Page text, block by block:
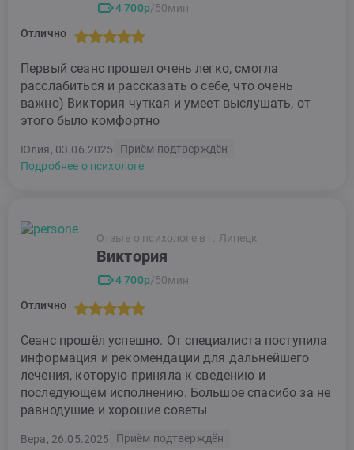
4 700р/50мин
Отлично
Первый сеанс прошел очень легко, смогла
расслабиться и рассказать о себе, что очень
важно) Виктория чуткая и умеет выслушать, от
этого было комфортно
Юлия, 03.06.2025
Приём подтверждён
Подробнее о психологе
Отзыв о психологе в г. Липецк
Виктория
4 700р/50мин
Отлично
Сеанс прошёл успешно. От специалиста поступила
информация и рекомендации для дальнейшего
лечения, которую приняла к сведению и
последующем исполнению. Большое спасибо за не
равнодушие и хорошие советы
Вера, 26.05.2025
Приём подтверждён